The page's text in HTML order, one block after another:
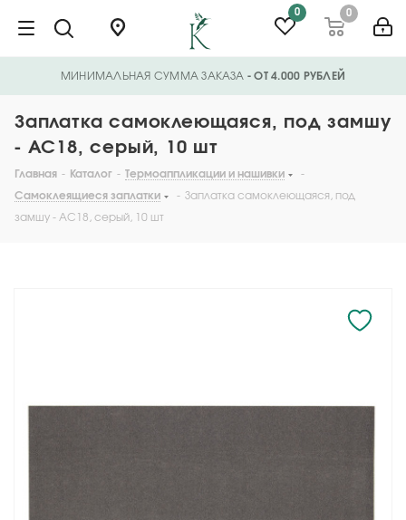
0 0
МИНИМАЛЬНАЯ СУММА ЗАКАЗА - ОТ 4.000 РУБЛЕЙ
Заплатка самоклеющаяся, под замшу
- AC18, серый, 10 шт
Главная - Каталог - Термоаппликации и нашивки
-
Самоклеящиеся заплатки
- Заплатка самоклеющаяся, под
замшу - AC18, серый, 10 шт